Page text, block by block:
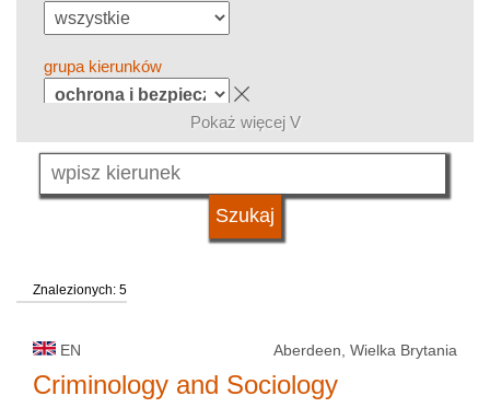
grupa kierunków
język
kwalifikacje
typ uczelni
Pokaż więcej V
Znalezionych: 5
EN Aberdeen, Wielka Brytania
Criminology and Sociology